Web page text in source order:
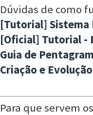
Dúvidas de como
[Tutorial] Sistema
[Oficial] Tutorial -
Guia de
Criação e
Para que servem